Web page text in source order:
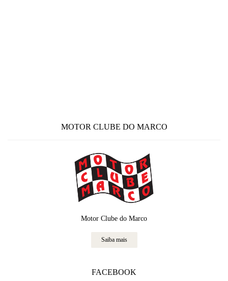
MOTOR CLUBE DO MARCO
Motor Clube do Marco
Saiba mais
FACEBOOK